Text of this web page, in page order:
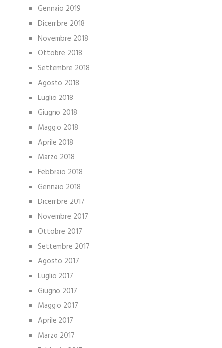
Gennaio 2019
Dicembre 2018
Novembre 2018
Ottobre 2018
Settembre 2018
Agosto 2018
Luglio 2018
Giugno 2018
Maggio 2018
Aprile 2018
Marzo 2018
Febbraio 2018
Gennaio 2018
Dicembre 2017
Novembre 2017
Ottobre 2017
Settembre 2017
Agosto 2017
Luglio 2017
Giugno 2017
Maggio 2017
Aprile 2017
Marzo 2017